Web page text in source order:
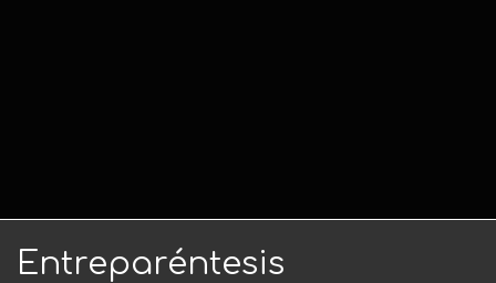
Entreparéntesis